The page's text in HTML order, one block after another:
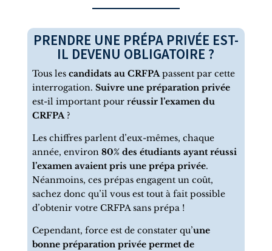
PRENDRE UNE PRÉPA PRIVÉE EST-
IL DEVENU OBLIGATOIRE ?
Tous les candidats au CRFPApassent par cette
interrogation. Suivre une préparation privée
est-il important pour réussir l’examen du
CRFPA?
Les chiffres parlent d’eux-mêmes, chaque
année, environ 80% des étudiants ayant réussi
l’examen avaient pris une prépa privée.
Néanmoins, ces prépas engagent un coût,
sachez donc qu’il vous est tout à fait possible
d’obtenir votre CRFPA sans prépa !
Cependant, force est de constater qu’une
bonne préparation privée permet de